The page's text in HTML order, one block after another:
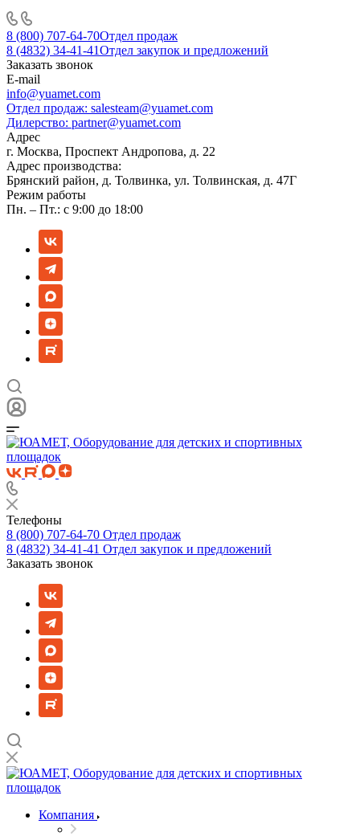
8 (800) 707-64-70Отдел продаж
8 (4832) 34-41-41Отдел закупок и предложений
Заказать звонок
E-mail
info@yuamet.com
Отдел продаж: salesteam@yuamet.com
Дилерство: partner@yuamet.com
Адрес
г. Москва, Проспект Андропова, д. 22
Адрес производства:
Брянский район, д. Толвинка, ул. Толвинская, д. 47Г
Режим работы
Пн. – Пт.: с 9:00 до 18:00
Телефоны
8 (800) 707-64-70 Отдел продаж
8 (4832) 34-41-41 Отдел закупок и предложений
Заказать звонок
Компания